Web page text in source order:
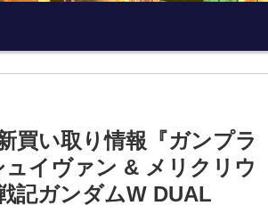
買い取り情報『ガンプラ
イヴァン & メリクリウ
記ガンダムW DUAL